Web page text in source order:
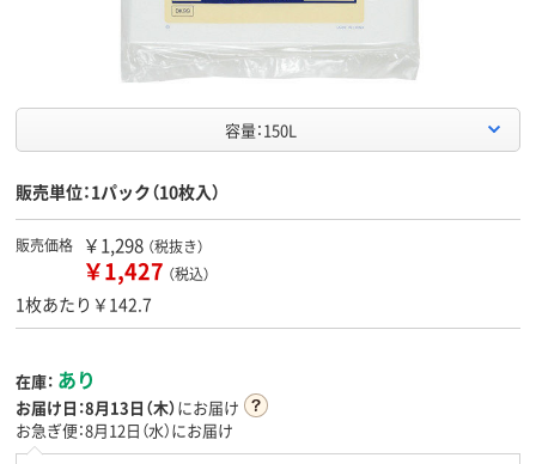
容量：150L
販売単位：1パック（10枚入）
販売価格 ￥1,298 （税抜き）
￥1,427 （税込）
1枚あたり￥142.7
在庫： あり
お届け日：8月13日（木）にお届け
お急ぎ便：8月12日（水）にお届け